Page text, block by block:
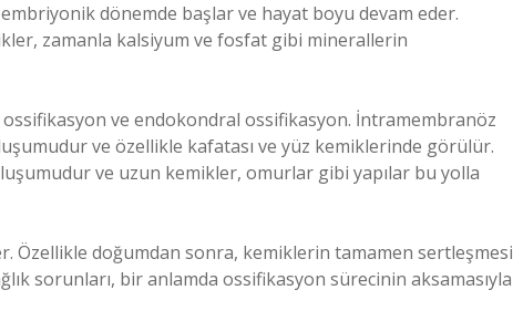
dönemde başlar ve hayat boyu devam eder.
zamanla kalsiyum ve fosfat gibi minerallerin
ve endokondral ossifikasyon. İntramembranöz
ve özellikle kafatası ve yüz kemiklerinde görülür.
ve uzun kemikler, omurlar gibi yapılar bu yolla
Özellikle doğumdan sonra, kemiklerin tamamen sertleşmesi
sorunları, bir anlamda ossifikasyon sürecinin aksamasıyla